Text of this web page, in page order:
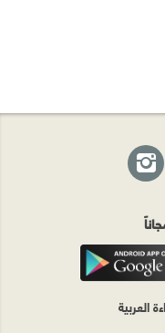
العربية